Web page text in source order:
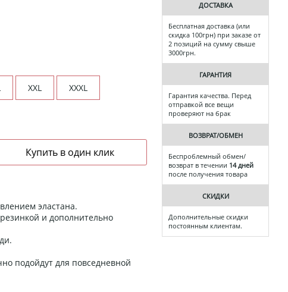
XXL XXXL
эластана.
и дополнительно
подойдут для повседневной
ДОСТАВКА
Бесплатная доставка (или
скидка 100грн) при заказе от
2 позиций на сумму свыше
3000грн.
ГАРАНТИЯ
Гарантия качества. Перед
отправкой все вещи
проверяют на брак
ВОЗВРАТ/ОБМЕН
Беспроблемный обмен/
возврат в течении 14 дней
после получения товара
СКИДКИ
Дополнительные скидки
постоянным клиентам.